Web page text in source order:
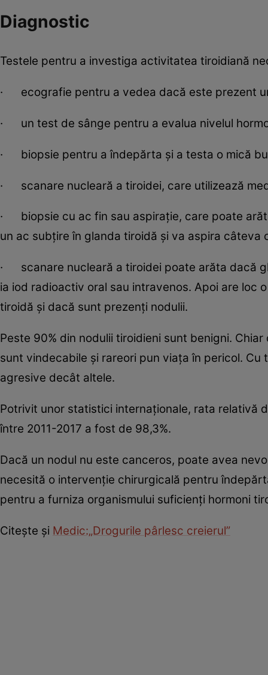
Diagnostic
Testele pentru a investiga activitatea tiroidiană
· ecografie pentru a vedea dacă este prezent
· un test de sânge pentru a evalua nivelul
· biopsie pentru a îndepărta și a testa o mică
· scanare nucleară a tiroidei, care utilizează
· biopsie cu ac fin sau aspirație, care poate
un ac subțire în glanda tiroidă și va aspira câteva
· scanare nucleară a tiroidei poate arăta dacă
ia iod radioactiv oral sau intravenos. Apoi are loc
tiroidă și dacă sunt prezenți nodulii.
Peste 90% din nodulii tiroidieni sunt benigni.
sunt vindecabile și rareori pun viața în pericol.
agresive decât altele.
Potrivit unor statistici internaționale, rata relativă
între 2011-2017 a fost de 98,3%.
Dacă un nodul nu este canceros, poate avea
necesită o intervenție chirurgicală pentru
pentru a furniza organismului suficienți hormoni
Citește și Medic:„Drogurile pârlesc creierul”